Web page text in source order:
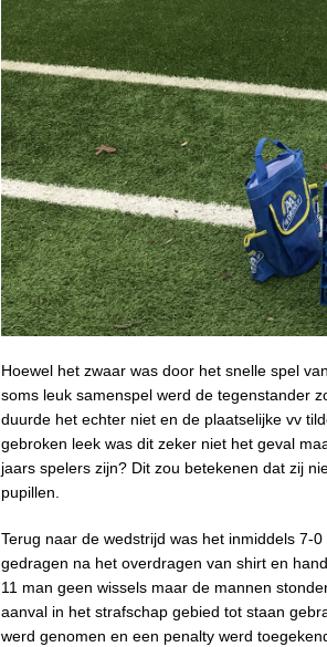
Hoewel het zwaar was door het snelle spel
soms leuk samenspel werd de tegenstander
duurde het echter niet en de plaatselijke vv
gebroken leek was dit zeker niet het geval
jaars spelers zijn? Dit zou betekenen dat zij
pupillen.
Terug naar de wedstrijd was het inmiddels 7-
gedragen na het overdragen van shirt en
11 man geen wissels maar de mannen
aanval in het strafschap gebied tot staan
werd genomen en een penalty werd